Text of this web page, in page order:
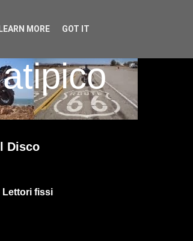
Disco
Lettori fissi
LEARN MORE GOT IT